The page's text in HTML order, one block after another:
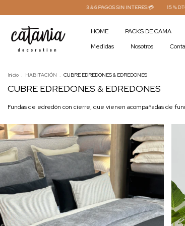
3 & 6 PAGOS SIN INTERES 💳 15 % DTO POR
HOME PACKS DE CAMA
Medidas
Nosotros
Inicio . HABITACIÓN . CUBRE EDREDONES & EDREDONES
CUBRE EDREDONES & EDREDONES
Fundas de edredón con cierre, que vienen acompañadas de